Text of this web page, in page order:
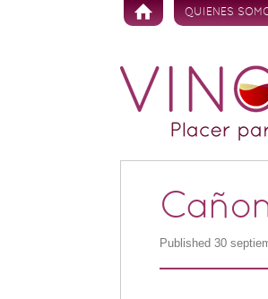
Skip to content
QUIENES
Published30